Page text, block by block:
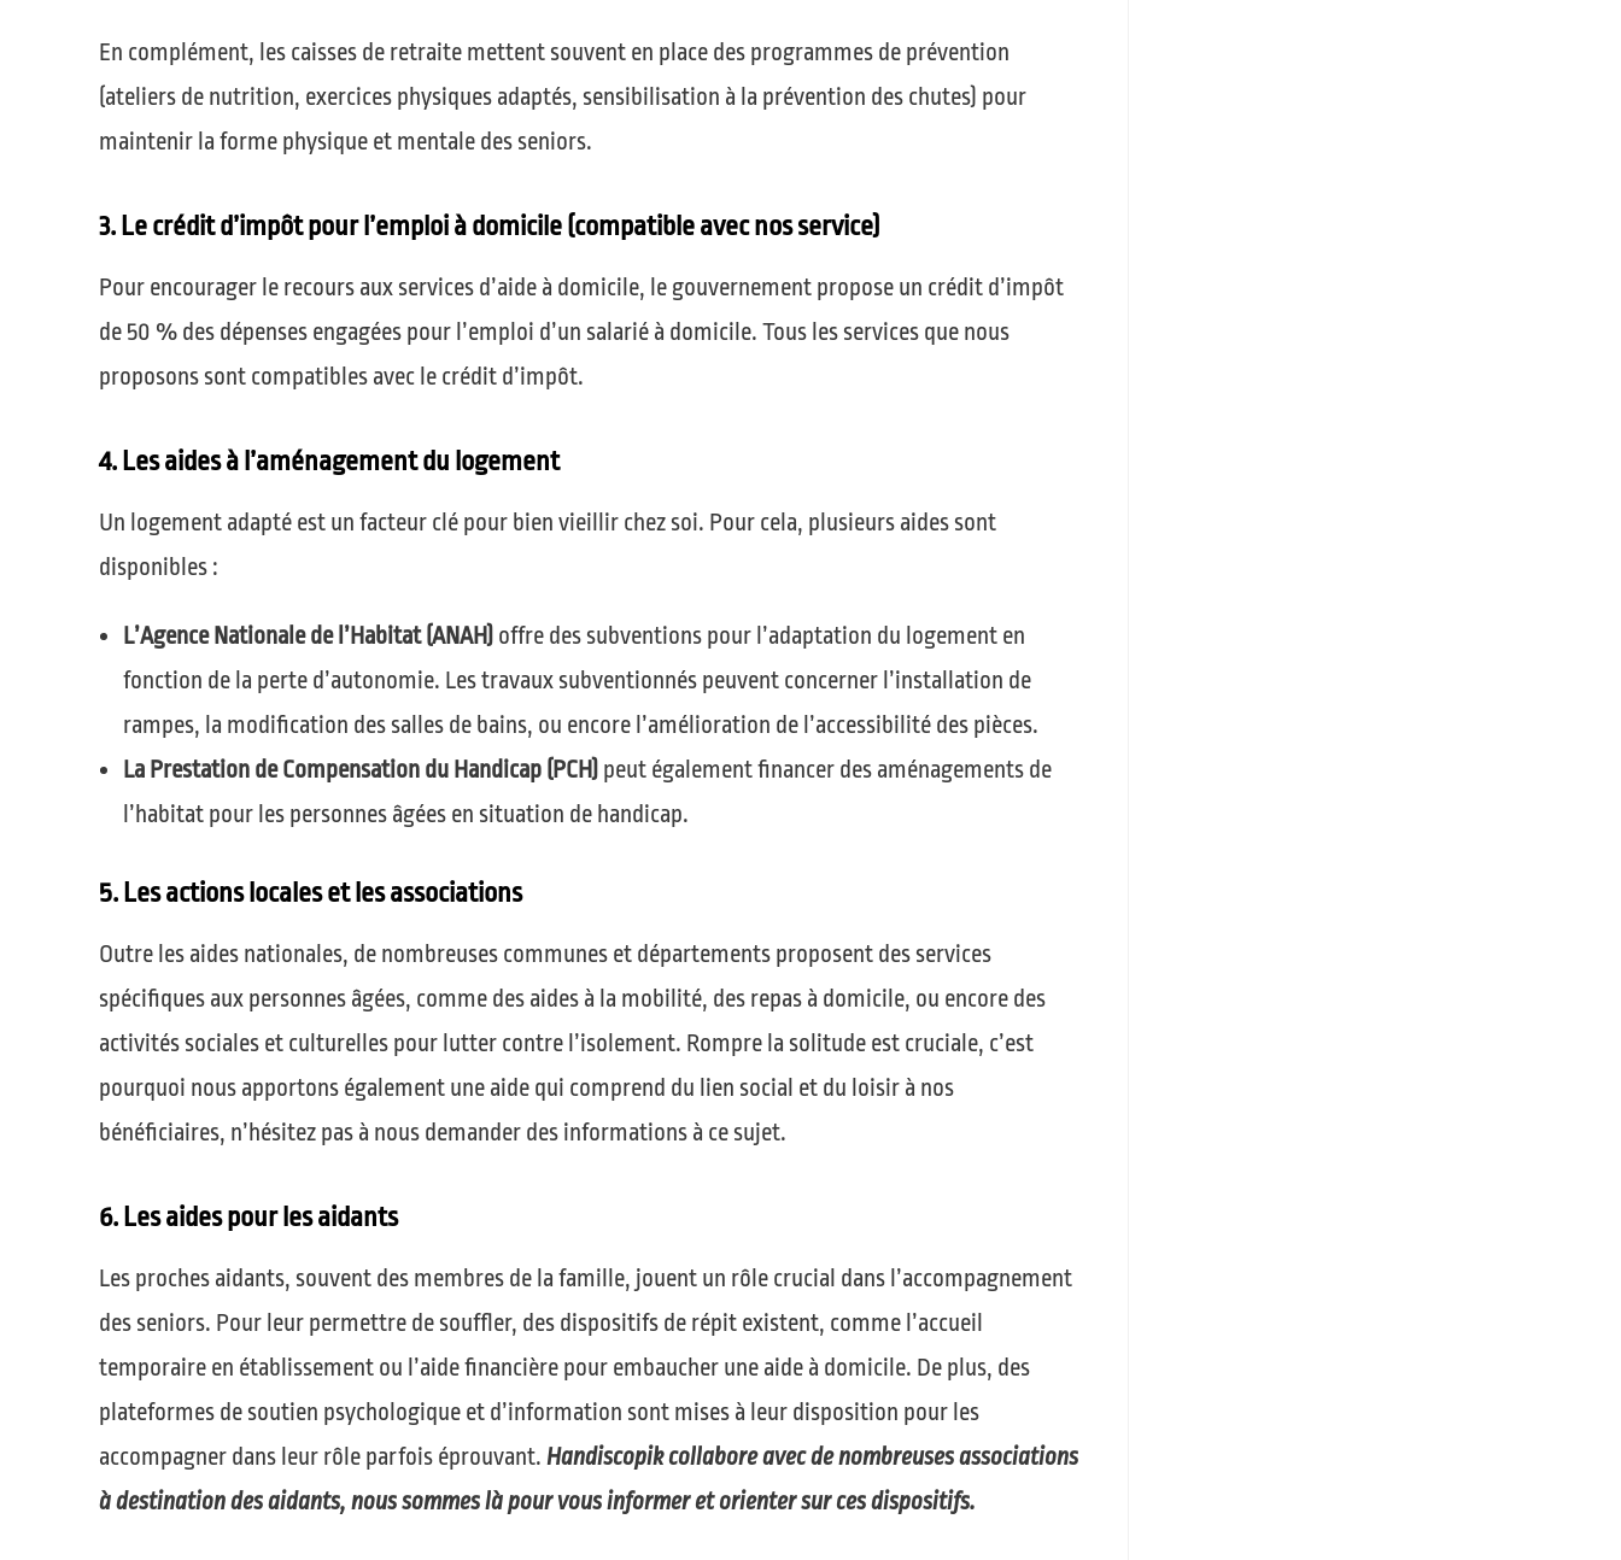
En complément, les caisses de retraite mettent souvent en place des programmes de prévention
(ateliers de nutrition, exercices physiques adaptés, sensibilisation à la prévention des chutes) pour
maintenir la forme physique et mentale des seniors.
3. Le crédit d’impôt pour l’emploi à domicile (compatible avec nos service)
Pour encourager le recours aux services d’aide à domicile, le gouvernement propose un crédit d’impôt
de 50 % des dépenses engagées pour l’emploi d’un salarié à domicile. Tous les services que nous
proposons sont compatibles avec le crédit d’impôt.
4. Les aides à l’aménagement du logement
Un logement adapté est un facteur clé pour bien vieillir chez soi. Pour cela, plusieurs aides sont
disponibles :
L’Agence Nationale de l’Habitat (ANAH) offre des subventions pour l’adaptation du logement en
fonction de la perte d’autonomie. Les travaux subventionnés peuvent concerner l’installation de
rampes, la modification des salles de bains, ou encore l’amélioration de l’accessibilité des pièces.
La Prestation de Compensation du Handicap (PCH) peut également financer des aménagements de
l’habitat pour les personnes âgées en situation de handicap.
5. Les actions locales et les associations
Outre les aides nationales, de nombreuses communes et départements proposent des services
spécifiques aux personnes âgées, comme des aides à la mobilité, des repas à domicile, ou encore des
activités sociales et culturelles pour lutter contre l’isolement. Rompre la solitude est cruciale, c’est
pourquoi nous apportons également une aide qui comprend du lien social et du loisir à nos
bénéficiaires, n’hésitez pas à nous demander des informations à ce sujet.
6. Les aides pour les aidants
Les proches aidants, souvent des membres de la famille, jouent un rôle crucial dans l’accompagnement
des seniors. Pour leur permettre de souffler, des dispositifs de répit existent, comme l’accueil
temporaire en établissement ou l’aide financière pour embaucher une aide à domicile. De plus, des
plateformes de soutien psychologique et d’information sont mises à leur disposition pour les
accompagner dans leur rôle parfois éprouvant. Handiscopik collabore avec de nombreuses associations
à destination des aidants, nous sommes là pour vous informer et orienter sur ces dispositifs.